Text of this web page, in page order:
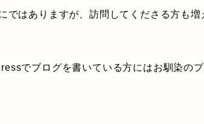
ではありますが、訪問してくださる方も増
でブログを書いている方にはお馴染のプ